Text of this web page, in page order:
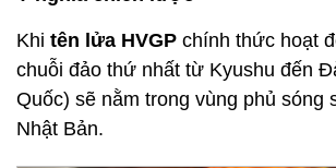
Khi tên lửa HVGP chính thức hoạt
chuỗi đảo thứ nhất từ Kyushu đến
Quốc) sẽ nằm trong vùng phủ sóng
Nhật Bản.